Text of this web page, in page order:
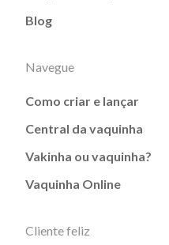
Blog
Navegue
Como criar e lançar
Central da vaquinha
Vakinha ou vaquinha?
Vaquinha Online
Cliente feliz